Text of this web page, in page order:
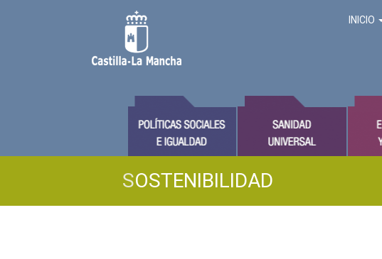
INICIO
SOSTENIBILIDAD